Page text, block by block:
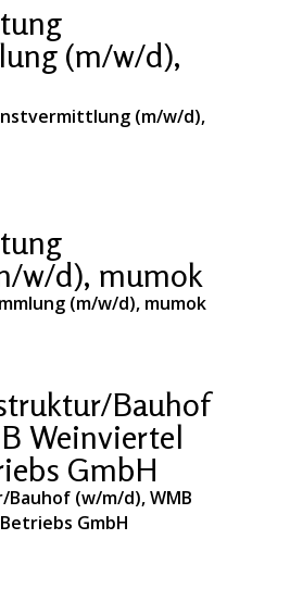
(m/w/d),
(m/w/d),
w/d), mumok
(m/w/d), mumok
Bauhof
Weinviertel
GmbH
(w/m/d), WMB
GmbH